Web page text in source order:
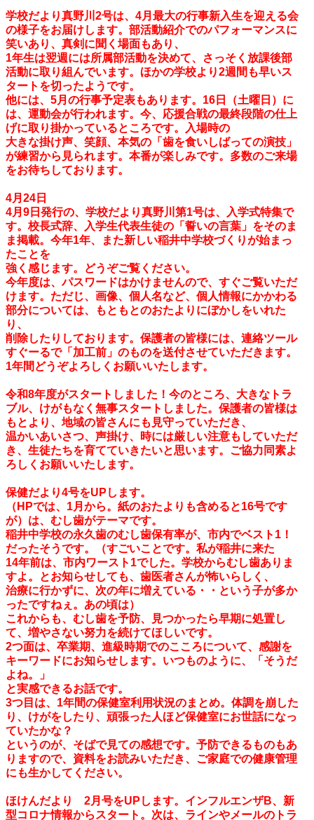
学校だより真野川2号は、4月最大の行事新入生を迎える会
の様子をお届けします。部活動紹介でのパフォーマンスに
笑いあり、真剣に聞く場面もあり、
1年生は翌週には所属部活動を決めて、さっそく放課後部
活動に取り組んでいます。ほかの学校より2週間も早いス
タートを切ったようです。
他には、5月の行事予定表もあります。16日（土曜日）に
は、運動会が行われます。今、応援合戦の最終段階の仕上
げに取り掛かっているところです。入場時の
大きな掛け声、笑顔、本気の「歯を食いしばっての演技」
が練習から見られます。本番が楽しみです。多数のご来場
をお待ちしております。
4月24日
4月9日発行の、学校だより真野川第1号は、入学式特集で
す。校長式辞、入学生代表生徒の「誓いの言葉」をそのま
ま掲載。今年1年、また新しい稲井中学校づくりが始まっ
たことを
強く感じます。どうぞご覧ください。
今年度は、パスワードはかけませんので、すぐご覧いただ
けます。ただじ、画像、個人名など、個人情報にかかわる
部分については、もともとのおたよりにぼかしをいれた
り、
削除したりしております。保護者の皆様には、連絡ツール
すぐーるで「加工前」のものを送付させていただきます。
1年間どうぞよろしくお願いいたします。
令和8年度がスタートしました！今のところ、大きなトラ
ブル、けがもなく無事スタートしました。保護者の皆様は
もとより、地域の皆さんにも見守っていただき、
温かいあいさつ、声掛け、時には厳しい注意もしていただ
き、生徒たちを育てていきたいと思います。ご協力同素よ
ろしくお願いいたします。
保健だより4号をUPします。
（HPでは、1月から。紙のおたよりも含めると16号です
が）は、むし歯がテーマです。
稲井中学校の永久歯のむし歯保有率が、市内でベスト1！
だったそうです。（すごいことです。私が稲井に来た
14年前は、市内ワースト1でした。学校からむし歯ありま
すよ。とお知らせしても、歯医者さんが怖いらしく、
治療に行かずに、次の年に増えている・・という子が多か
ったですねぇ。あの頃は）
これからも、むし歯を予防、見つかったら早期に処置し
て、増やさない努力を続けてほしいです。
2つ面は、卒業期、進級時期でのこころについて、感謝を
キーワードにお知らせします。いつものように、「そうだ
よね。」
と実感できるお話です。
3つ目は、1年間の保健室利用状況のまとめ。体調を崩した
り、けがをしたり、頑張った人ほど保健室にお世話になっ
ていたかな？
というのが、そばで見ての感想です。予防できるものもあ
りますので、資料をお読みいただき、ご家庭での健康管理
にも生かしてください。
ほけんだより 2月号をUPします。インフルエンザB、新
型コロナ情報からスタート。次は、ラインやメールのトラ